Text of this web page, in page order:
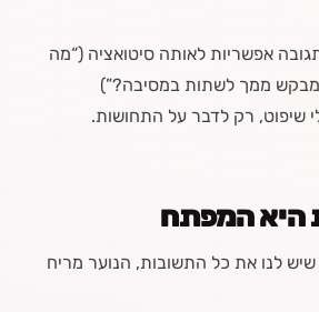
אפשריות לאותה סיטואציה (“מה
ממך לשתות במסיבה?”)
שיפוט, רק לדבר על התחושות.
היא המפתח
שיש לנו את כל התשובות, הנוער מריח